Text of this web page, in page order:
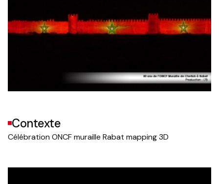
Contexte
Célébration ONCF muraille Rabat mapping 3D